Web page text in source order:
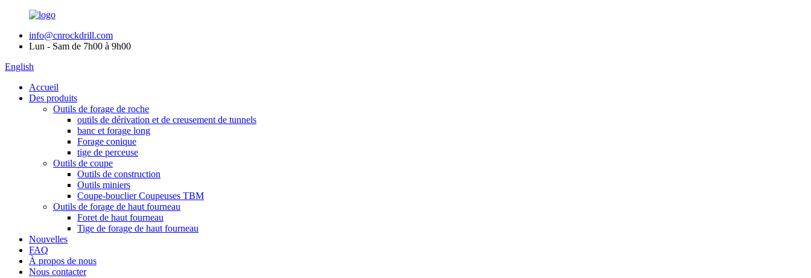
info@cnrockdrill.com
Lun - Sam de 7h00 à 9h00
English
Accueil
Des produits
Outils de forage de roche
outils de dérivation et de creusement de tunnels
banc et forage long
Forage conique
tige de perceuse
Outils de coupe
Outils de construction
Outils miniers
Coupe-bouclier Coupeuses TBM
Outils de forage de haut fourneau
Foret de haut fourneau
Tige de forage de haut fourneau
Nouvelles
FAQ
À propos de nous
Nous contacter